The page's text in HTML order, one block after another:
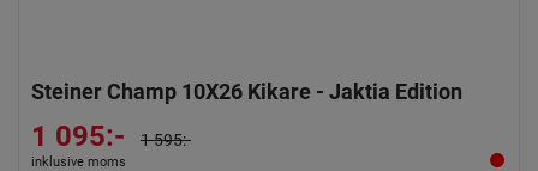
Steiner Champ 10X26 Kikare - Jaktia Edition
1 095:- 1 595:-
inklusive moms